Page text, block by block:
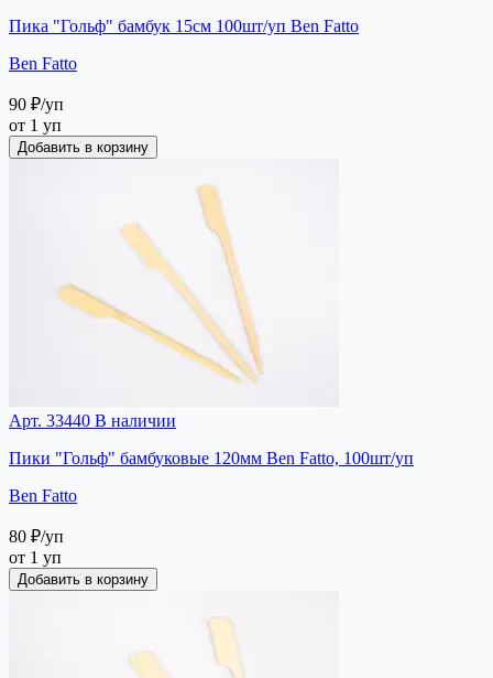
Пика "Гольф" бамбук 15см 100шт/уп Ben Fatto
Ben Fatto
90 ₽/уп
от 1 уп
Добавить в корзину
Арт. 33440 В наличии
Пики "Гольф" бамбуковые 120мм Ben Fatto, 100шт/уп
Ben Fatto
80 ₽/уп
от 1 уп
Добавить в корзину